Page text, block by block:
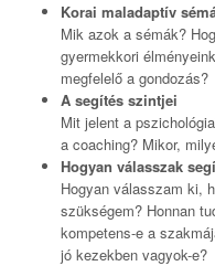
Korai maladaptív
Mik azok a sémák?
gyermekkori
megfelelő a gondozás?
A segítés szintjei
Mit jelent a
a coaching? Mikor,
Hogyan válasszak
Hogyan válasszam ki,
szükségem? Honnan
kompetens-e a
jó kezekben vagyok-e?